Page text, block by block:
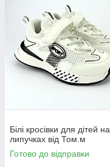
Білі кросівки для дітей на
липучках від Том.м
Готово до відправки